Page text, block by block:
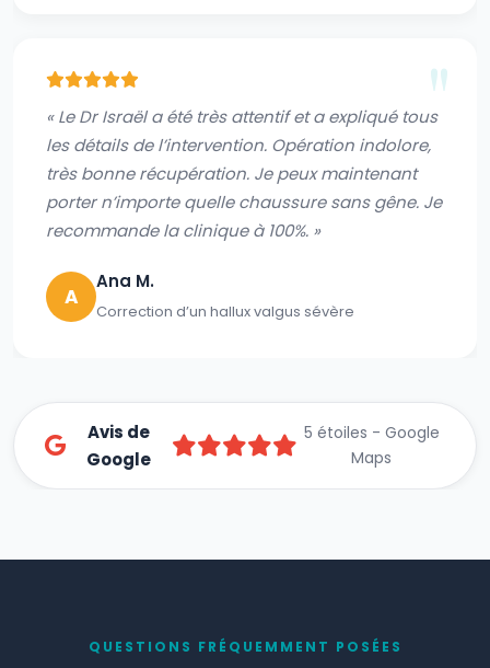
« Le Dr Israël a été très attentif et a expliqué tous
les détails de l’intervention. Opération indolore,
très bonne récupération. Je peux maintenant
porter n’importe quelle chaussure sans gêne. Je
recommande la clinique à 100%. »
A
Ana M.
Correction d’un hallux valgus sévère
Avis de
Google
5 étoiles - Google
Maps
QUESTIONS FRÉQUEMMENT POSÉES